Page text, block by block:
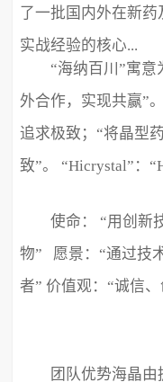
了一批国内外在新
实战经验的核心...
“海纳百川”寓
外合作，实现共赢”
追求极致；“将晶型
致”。 “Hicrystal”：
使命： “用创新
物” 愿景：“通过技
者” 价值观：“诚信
团队优势海晶